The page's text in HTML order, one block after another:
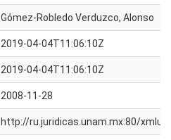
Gómez-Robledo Verduzco, Alonso
2019-04-04T11:06:10Z
2019-04-04T11:06:10Z
2008-11-28
http://ru.juridicas.unam.mx:80/